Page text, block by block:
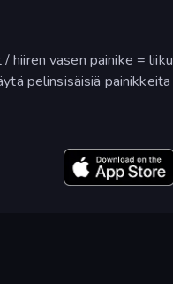
hiiren vasen painike = liiku
pelinsisäisiä painikkeita